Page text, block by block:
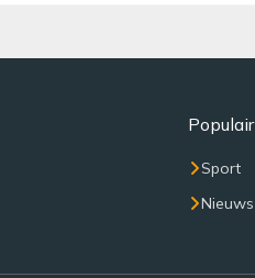
Populair
Sport
Nieuws